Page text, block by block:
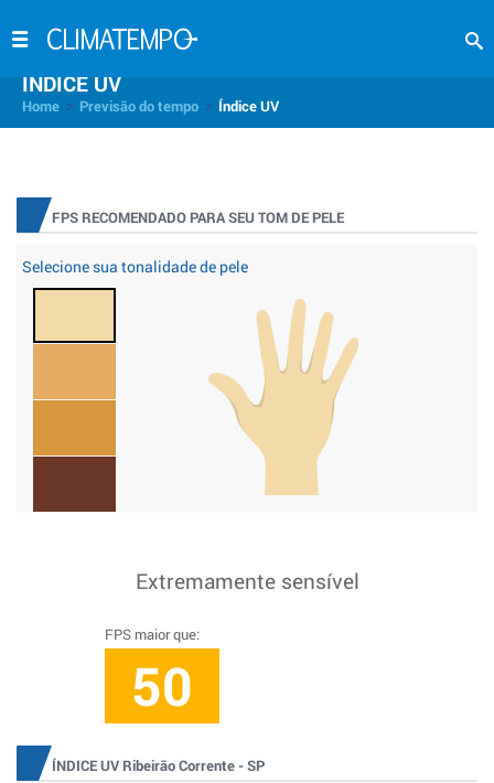
INDICE UV
Home Previsão do tempo Índice UV
FPS RECOMENDADO PARA SEU TOM DE PELE
Selecione sua tonalidade de pele
Extremamente sensível
FPS maior que:
50
ÍNDICE UV Ribeirão Corrente - SP